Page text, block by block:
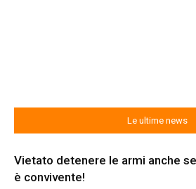
Le ultime news
Vietato detenere le armi anche
è convivente!